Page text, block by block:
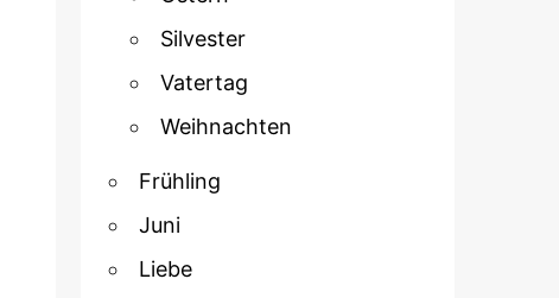
Silvester
Vatertag
Weihnachten
Frühling
Juni
Liebe